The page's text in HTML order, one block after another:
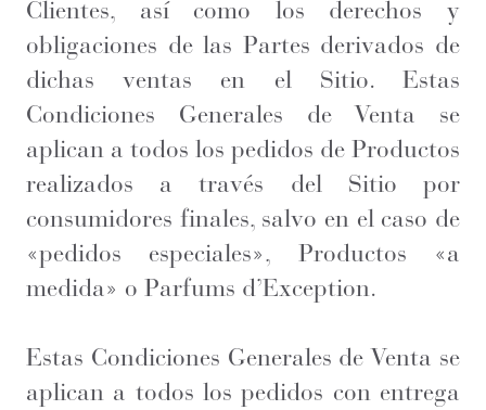
Clientes, así como los derechos y
obligaciones de las Partes derivados de
dichas ventas en el Sitio. Estas
Condiciones Generales de Venta
se
aplican a todos los pedidos de Productos
realizados a través del Sitio por
consumidores finales, salvo en el caso de
«pedidos especiales», Productos «a
medida» o Parfums d’Exception.
Estas Condiciones Generales de Venta se
aplican a todos los pedidos con entrega